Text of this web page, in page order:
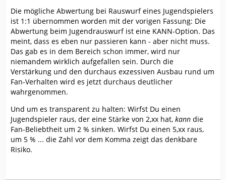
Die mögliche Abwertung bei Rauswurf eines Jugendspielers
ist 1:1 übernommen worden mit der vorigen Fassung: Die
Abwertung beim Jugendrauswurf ist eine KANN-Option. Das
meint, dass es eben nur passieren kann - aber nicht muss.
Das gab es in dem Bereich schon immer, wird nur
niemandem wirklich aufgefallen sein. Durch die
Verstärkung und den durchaus exzessiven Ausbau rund um
Fan-Verhalten wird es jetzt durchaus deutlicher
wahrgenommen.
Und um es transparent zu halten: Wirfst Du einen
Jugendspieler raus, der eine Stärke von 2,xx hat, kann die
Fan-Beliebtheit um 2 % sinken. Wirfst Du einen 5,xx raus,
um 5 % ... die Zahl vor dem Komma zeigt das denkbare
Risiko.